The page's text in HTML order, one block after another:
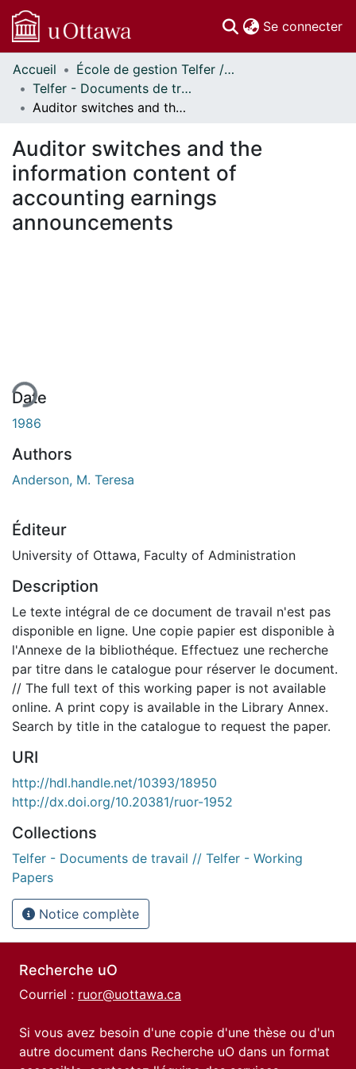
Se connecter
Communautés
et collections
Parcourir
À propos
Accueil
École de gestion Telfer // Telfer School of Management
Telfer - Documents de travail // Telfer - Working Papers
Auditor switches and the information content of accounting earnings announcements
Auditor switches and the
information content of
accounting earnings
announcements
Date
1986
Authors
Anderson, M. Teresa
Éditeur
University of Ottawa, Faculty of Administration
Description
Le texte intégral de ce document de travail n'est pas
disponible en ligne. Une copie papier est disponible à
l'Annexe de la bibliothéque. Effectuez une recherche
par titre dans le catalogue pour réserver le document.
// The full text of this working paper is not available
online. A print copy is available in the Library Annex.
Search by title in the catalogue to request the paper.
URI
http://hdl.handle.net/10393/18950
http://dx.doi.org/10.20381/ruor-1952
Collections
Telfer - Documents de travail // Telfer - Working
Papers
Notice complète
Recherche uO
Courriel : ruor@uottawa.ca
Si vous avez besoin d'une copie d'une thèse ou d'un
autre document dans Recherche uO dans un format